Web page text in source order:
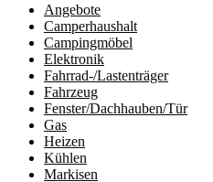
Angebote
Camperhaushalt
Campingmöbel
Elektronik
Fahrrad-/Lastenträger
Fahrzeug
Fenster/Dachhauben/Tür
Gas
Heizen
Kühlen
Markisen